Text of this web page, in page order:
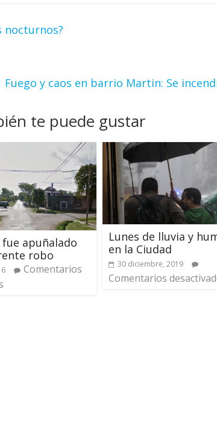
nocturnos?
Fuego y caos en barrio Martin: Se
te puede gustar
apuñalado
robo
Comentarios
Lunes de lluvia y
en la Ciudad
30 diciembre, 2019
Comentarios